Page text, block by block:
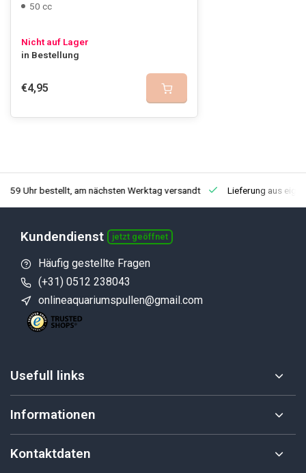
50 cc
Nicht auf Lager
in Bestellung
€4,95
Uhr bestellt, am nächsten Werktag versandt Lieferung aus
Kundendienst jetzt geöffnet
Häufig gestellte Fragen
(+31) 0512 238043
onlineaquariumspullen@gmail.com
Usefull links
Informationen
Kontaktdaten